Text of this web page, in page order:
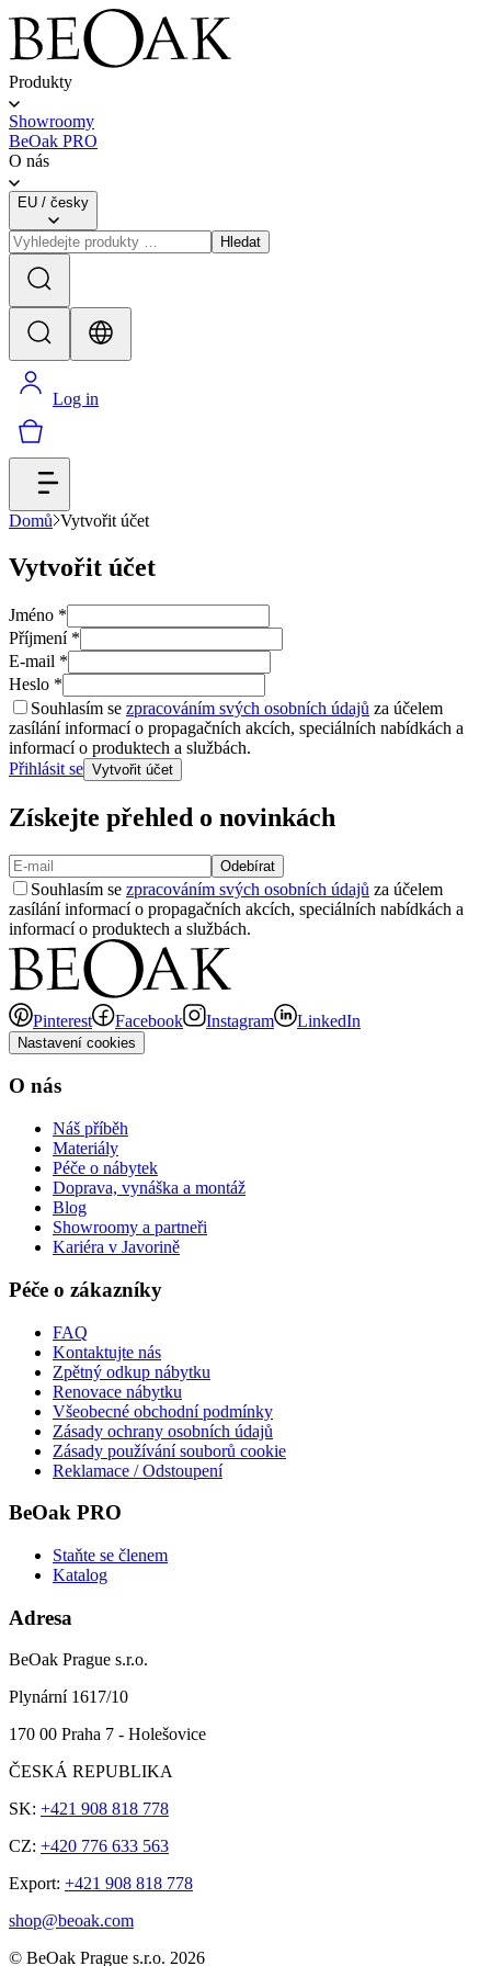
Produkty
Showroomy
BeOak PRO
O nás
EU / česky
Hledat
Log in
Domů Vytvořit účet
Vytvořit účet
Jméno *
Příjmení*
E-mail *
Heslo *
Souhlasím se zpracováním svých osobních údajů za účelem
zasílání informací o propagačních akcích, speciálních nabídkách a
informací o produktech a službách.
Přihlásit se Vytvořit účet
Získejte přehled o novinkách
Odebírat
Souhlasím se zpracováním svých osobních údajů za účelem
zasílání informací o propagačních akcích, speciálních nabídkách a
informací o produktech a službách.
Pinterest Facebook Instagram LinkedIn
Nastavení cookies
O nás
Náš příběh
Materiály
Péče o nábytek
Doprava, vynáška a montáž
Blog
Showroomy a partneři
Kariéra v Javorině
Péče o zákazníky
FAQ
Kontaktujte nás
Zpětný odkup nábytku
Renovace nábytku
Všeobecné obchodní podmínky
Zásady ochrany osobních údajů
Zásady používání souborů cookie
Reklamace / Odstoupení
BeOak PRO
Staňte se členem
Katalog
Adresa
BeOak Prague s.r.o.
Plynární 1617/10
170 00 Praha 7 - Holešovice
ČESKÁ REPUBLIKA
SK: +421 908 818 778
CZ: +420 776 633 563
Export: +421 908 818 778
shop@beoak.com
© BeOak Prague s.r.o. 2026